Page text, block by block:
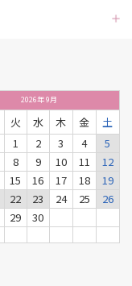
2026年9月
火 水 木 金
土
1
2 3 4
5
8 9 10 11
12
15 16 17 18
19
22 23 24 25
26
29 30